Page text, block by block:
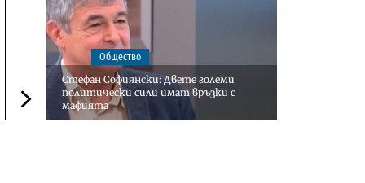
Следваща новина
Общество
Стефан Софиянски: Двете големи
политически сили имат връзки с
мафията